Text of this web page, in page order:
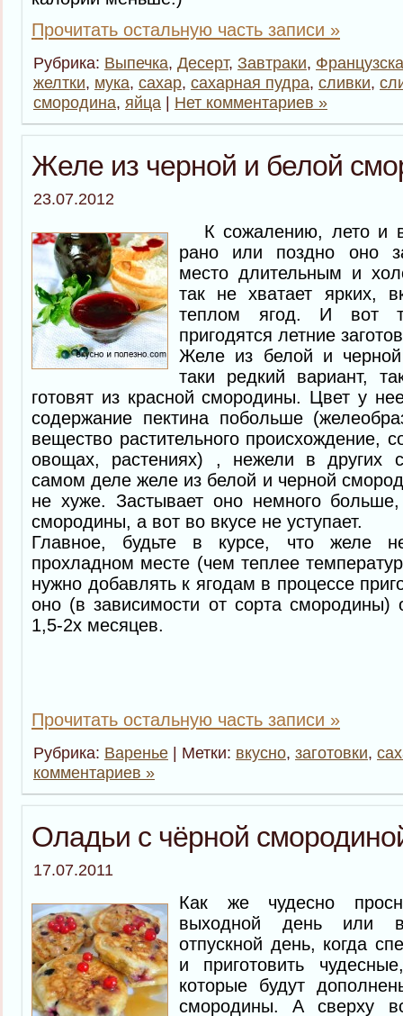
Прочитать остальную часть записи »
Рубрика: Выпечка, Десерт, Завтраки,
желтки, мука, сахар, сахарная пудра, сливки,
смородина, яйца | Нет комментариев »
Желе из черной и белой
23.07.2012
К сожалению, лето и
рано или поздно оно
место длительным и
так не хватает ярких,
теплом ягод. И вот
пригодятся летние
Желе из белой и
таки редкий вариант,
готовят из красной смородины. Цвет у
содержание пектина побольше
вещество растительного происхождение,
овощах, растениях) , нежели в других
самом деле желе из белой и черной
не хуже. Застывает оно немного
смородины, а вот во вкусе не уступает.
Главное, будьте в курсе, что желе
прохладном месте (чем теплее
нужно добавлять к ягодам в процессе
оно (в зависимости от сорта смородины)
1,5-2х месяцев.
Прочитать остальную часть записи »
Рубрика: Варенье | Метки: вкусно, заготовки,
комментариев »
Оладьи с чёрной
17.07.2011
Как же чудесно
выходной день или
отпускной день, когда
и приготовить
которые будут
смородины. А сверху